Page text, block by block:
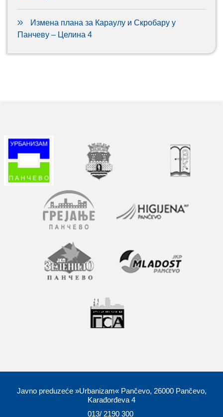
Измена плана за Караулу и Скробару у
Панчеву – Целина 4
Javno preduzeće »Urbanizam« Pančevo, 26000 Pančevo,
Karađorđeva 4
013/ 2190 300